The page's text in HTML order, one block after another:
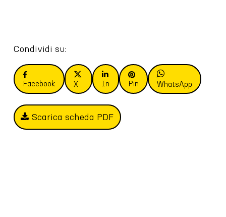
Condividi su:
Facebook X In Pin WhatsApp
Scarica scheda PDF